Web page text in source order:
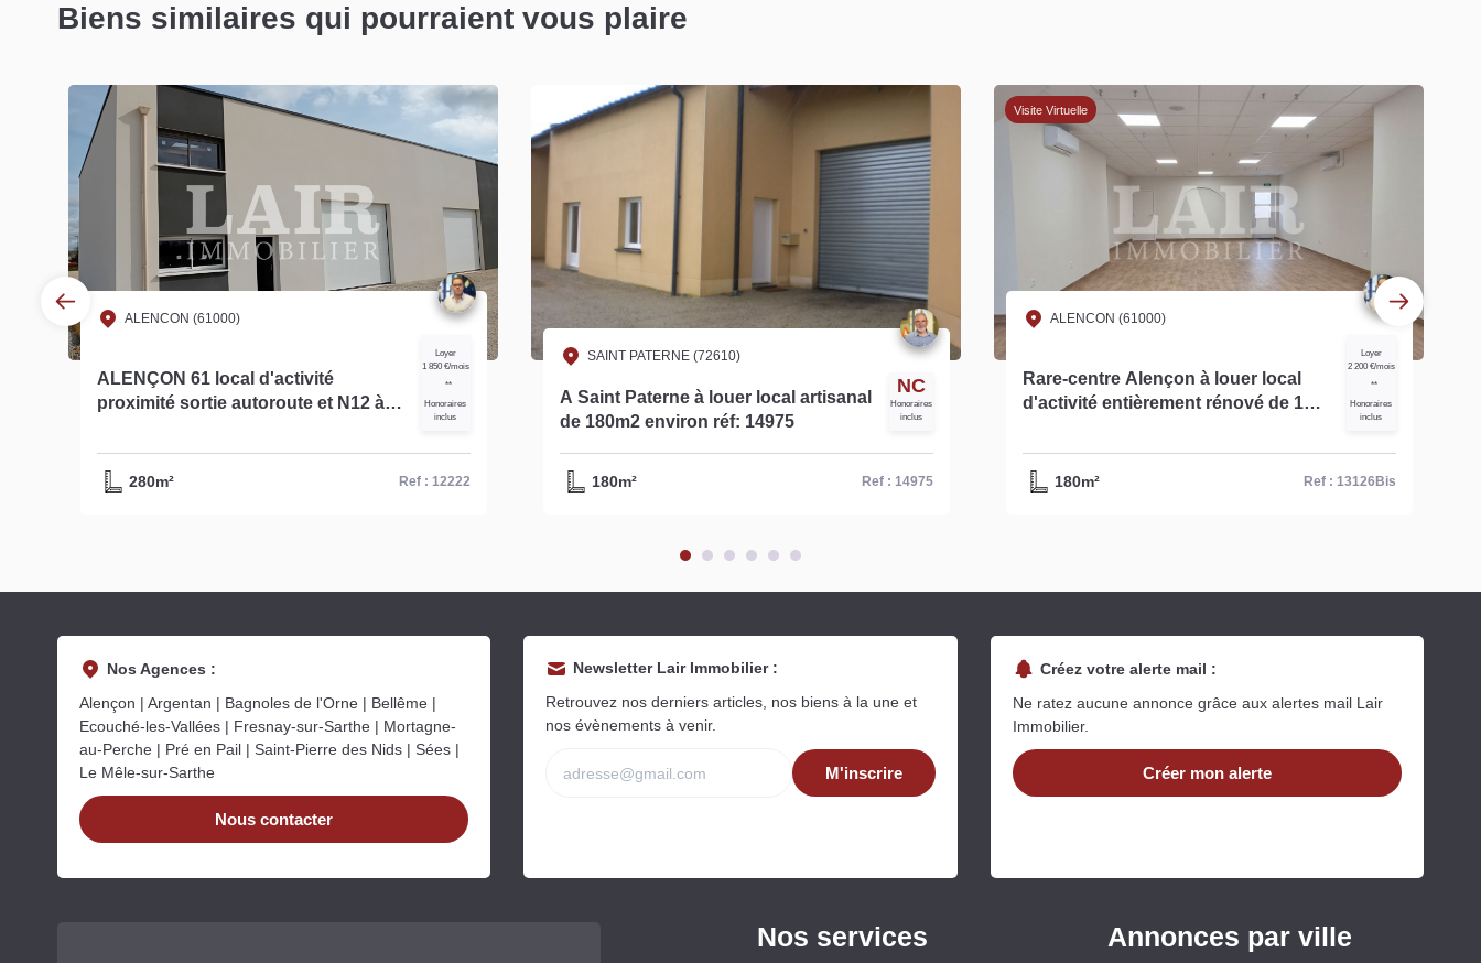
Biens similaires qui pourraient vous plaire
ALENCON (61000)
ALENÇON 61 local d'activité
proximité sortie autoroute et N12 à
Loyer
1 850 €/mois
**
Honoraires
inclus
280m² Ref : 12222
SAINT PATERNE (72610)
A Saint Paterne à louer local artisanal
de 180m2 environ réf: 14975
NC
Honoraires
inclus
180m² Ref : 14975
Visite Virtuelle
ALENCON (61000)
Rare-centre Alençon à louer local
d'activité entièrement rénové de 180
Loyer
2 200 €/mois
**
Honoraires
inclus
180m² Ref : 13126Bis
Nos Agences :
Alençon | Argentan | Bagnoles de l'Orne | Bellême |
Ecouché-les-Vallées | Fresnay-sur-Sarthe | Mortagne-
au-Perche | Pré en Pail | Saint-Pierre des Nids | Sées |
Le Mêle-sur-Sarthe
Nous contacter
Newsletter Lair Immobilier :
Retrouvez nos derniers articles, nos biens à la une et
nos évènements à venir.
M'inscrire
Créez votre alerte mail :
Ne ratez aucune annonce grâce aux alertes mail Lair
Immobilier.
Créer mon alerte
Nos services Annonces par ville